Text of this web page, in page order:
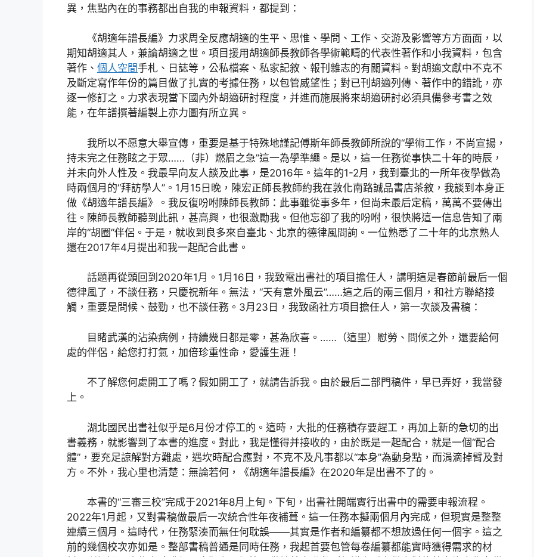
異，焦點內在的事務都出自我的申報資料，都提到：
《胡適年譜長編》力求周全反應胡適的生平、思惟、學問、工作、交游及影響等方方面面，以
期知胡適其人，兼論胡適之世。項目援用胡適師長教師各學術範疇的代表性著作和小我資料，包含
著作、 個人空間手札、日誌等，公私檔案、私家記敘、報刊雜志的有關資料。對胡適文獻中不克不
及斷定寫作年份的篇目做了扎實的考據任務，以包管威望性；對已刊胡適列傳、著作中的錯訛，亦
逐一修訂之。力求表現當下國內外胡適研討程度，并進而施展將來胡適研討必須具備參考書之效
能，在年譜撰著編製上亦力圖有所立異。
我所以不愿意大舉宣傳，重要是基于特殊地謹記傅斯年師長教師所說的“學術工作，不尚宣揚，
持未完之任務眩之于眾……（非）燃眉之急”這一為學準繩。是以，這一任務從事快二十年的時辰，
并未向外人性及。我最早向友人談及此事，是2016年。這年的1-2月，我到臺北的一所年夜學做為
時兩個月的“拜訪學人”。1月15日晚，陳宏正師長教師約我在敦化南路誠品書店茶敘，我談到本身正
做《胡適年譜長編》。我反復吩咐陳師長教師：此事雖從事多年，但尚未最后定稿，萬萬不要傳出
往。陳師長教師聽到此訊，甚高興，也很激勵我。但他忘卻了我的吩咐，很快將這一信息告知了兩
岸的“胡圈”伴侶。于是，就收到良多來自臺北、北京的德律風問詢。一位熟悉了二十年的北京熟人
還在2017年4月提出和我一起配合此書。
話題再從頭回到2020年1月。1月16日，我致電出書社的項目擔任人，講明這是春節前最后一個
德律風了，不談任務，只慶祝新年。無法，“天有意外風云”……這之后的兩三個月，和社方聯絡接
觸，重要是問候、鼓勁，也不談任務。3月23日，我致函社方項目擔任人，第一次談及書稿：
目睹武漢的沾染病例，持續幾日都是零，甚為欣喜。……（這里）慰勞、問候之外，還要給何
處的伴侶，給您打打氣，加倍珍重性命，愛護生涯！
不了解您何處開工了嗎？假如開工了，就請告訴我。由於最后二部門稿件，早已弄好，我當發
上。
湖北國民出書社似乎是6月份才停工的。這時，大批的任務積存要趕工，再加上新的急切的出
書義務，就影響到了本書的進度。對此，我是懂得并接收的，由於既是一起配合，就是一個“配合
體”，要充足諒解對方難處，遇坎時配合應對，不克不及凡事都以“本身”為動身點，而涓滴掉臂及對
方。不外，我心里也清楚：無論若何，《胡適年譜長編》在2020年是出書不了的。
本書的“三審三校”完成于2021年8月上旬。下旬，出書社開端實行出書中的需要申報流程。
2022年1月起，又對書稿做最后一次統合性年夜補葺。這一任務本擬兩個月內完成，但現實是整整
連續三個月。這時代，任務緊湊而無任何耽誤——其實是作者和編纂都不想放過任何一個字。這之
前的幾個校次亦如是。整部書稿普通是同時任務，我起首要包管每卷編纂都能實時獲得需求的材